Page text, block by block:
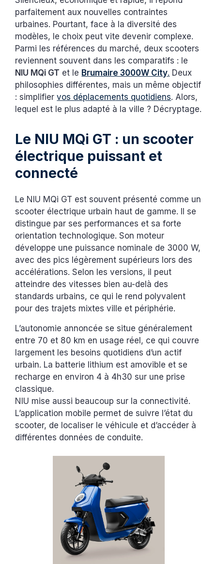
parfaitement aux nouvelles contraintes
urbaines. Pourtant, face à la diversité des
modèles, le choix peut vite devenir complexe.
Parmi les références du marché, deux scooters
reviennent souvent dans les comparatifs : le
NIU MQi GT et le Brumaire 3000W City. Deux
philosophies différentes, mais un même objectif
: simplifiervos déplacements quotidiens. Alors,
lequel est le plus adapté à la ville ? Décryptage.
Le NIU MQi GT : un scooter
électrique puissant et
connecté
Le NIU MQi GT est souvent présenté comme un
scooter électrique urbain haut de gamme. Il se
distingue par ses performances et sa forte
orientation technologique. Son moteur
développe une puissance nominale de 3000 W,
avec des pics légèrement supérieurs lors des
accélérations. Selon les versions, il peut
atteindre des vitesses bien au-delà des
standards urbains, ce qui le rend polyvalent
pour des trajets mixtes ville et périphérie.
L’autonomie annoncée se situe généralement
entre 70 et 80 km en usage réel, ce qui couvre
largement les besoins quotidiens d’un actif
urbain. La batterie lithium est amovible et se
recharge en environ 4 à 4h30 sur une prise
classique.
NIU mise aussi beaucoup sur la connectivité.
L’application mobile permet de suivre l’état du
scooter, de localiser le véhicule et d’accéder à
différentes données de conduite.